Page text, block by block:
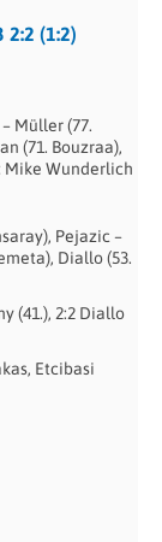
2:2 (1:2)
Müller (77.
(71. Bouzraa),
Mike Wunderlich
Pejazic –
Diallo (53.
(41.), 2:2 Diallo
Etcibasi